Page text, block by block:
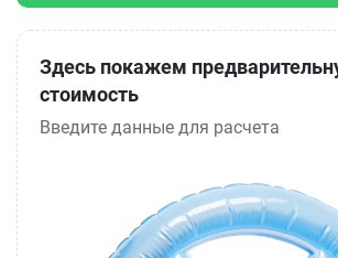
Здесь покажем
стоимость
Введите данные для расчета